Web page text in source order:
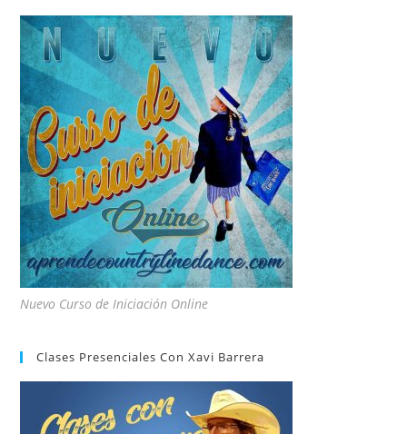
Nuevo Curso de Iniciación Online
Clases Presenciales Con Xavi Barrera